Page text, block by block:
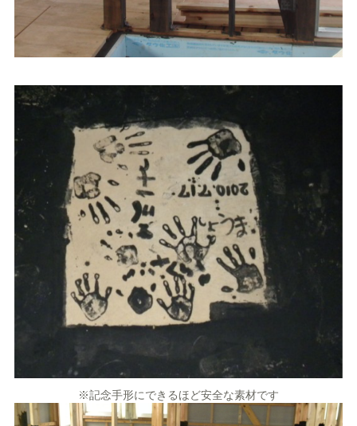
※記念手形にできるほど安全な素材です